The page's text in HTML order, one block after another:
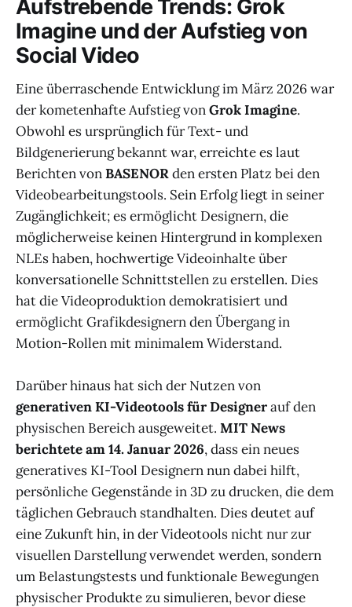
Aufstrebende Trends: Grok
Imagine und der Aufstieg von
Social Video
Eine überraschende Entwicklung im März 2026 war
der kometenhafte Aufstieg vonGrok Imagine.
Obwohl es ursprünglich für Text- und
Bildgenerierung bekannt war, erreichte es laut
Berichten vonBASENORden ersten Platz bei den
Videobearbeitungstools. Sein Erfolg liegt in seiner
Zugänglichkeit; es ermöglicht Designern, die
möglicherweise keinen Hintergrund in komplexen
NLEs haben, hochwertige Videoinhalte über
konversationelle Schnittstellen zu erstellen. Dies
hat die Videoproduktion demokratisiert und
ermöglicht Grafikdesignern den Übergang in
Motion-Rollen mit minimalem Widerstand.
Darüber hinaus hat sich der Nutzen von
generativen KI-Videotools für Designerauf den
physischen Bereich ausgeweitet. MIT News
berichtete am 14. Januar 2026, dass ein neues
generatives KI-Tool Designern nun dabei hilft,
persönliche Gegenstände in 3D zu drucken, die dem
täglichen Gebrauch standhalten. Dies deutet auf
eine Zukunft hin, in der Videotools nicht nur zur
visuellen Darstellung verwendet werden, sondern
um Belastungstests und funktionale Bewegungen
physischer Produkte zu simulieren, bevor diese